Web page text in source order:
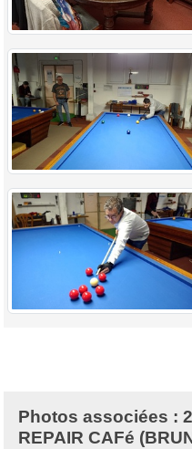
Photos associées :
REPAIR CAFé